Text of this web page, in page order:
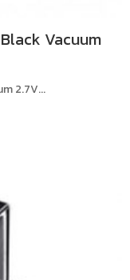
Vacuum
2.7V...